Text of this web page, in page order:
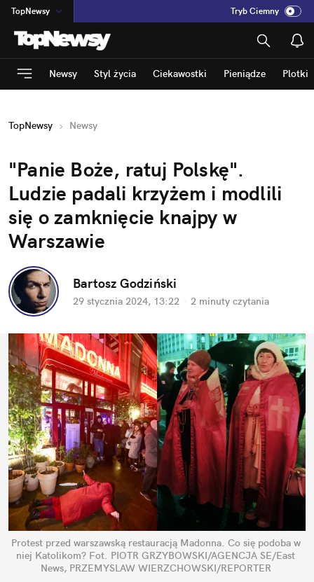
TopNewsy
na:Temat
INN:Poland
ASZ:dziennik
dad:HERO
Tryb Ciemny
Newsy Styl życia Ciekawostki Pieniądze Plotki
TopNewsy Newsy
"Panie Boże, ratuj Polskę".
Ludzie padali krzyżem i modlili
się o zamknięcie knajpy w
Warszawie
Bartosz Godziński
29 stycznia 2024, 13:22 · 2 minuty czytania
Protest przed warszawską restauracją Madonna. Co się podoba w
niej Katolikom? Fot. PIOTR GRZYBOWSKI/AGENCJA SE/East
News, PRZEMYSLAW WIERZCHOWSKI/REPORTER